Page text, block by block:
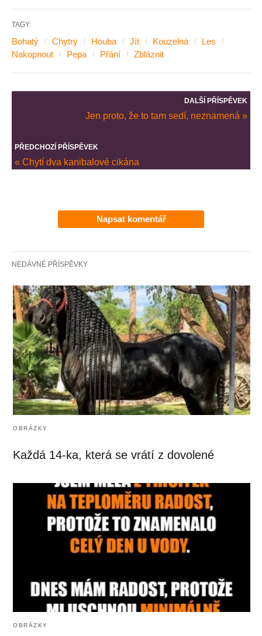
TAGY:
Bohatý Chytrý Houba Jít Kouzelná
Les
Nakopnout
Pepa Přání Zbláznit
DALŠÍ PŘÍSPĚVEK
Jen proto, že to tam sedí, neznamená »
PŘEDCHOZÍ PŘÍSPĚVEK
« Chytí dva kanibalové cikána
Napsat komentář
NEDÁVNÉ PŘÍSPĚVKY
OBRÁZKY
Každá 14-ka, která se vrátí z dovolené
OBRÁZKY